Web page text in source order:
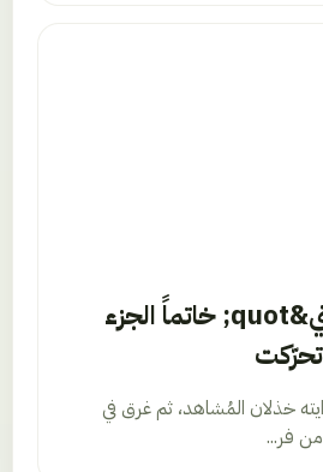
&quot;وين كنتي&quot; خاتماً الجزء
خذلان المُشاهد، ثم غرق في
فر...